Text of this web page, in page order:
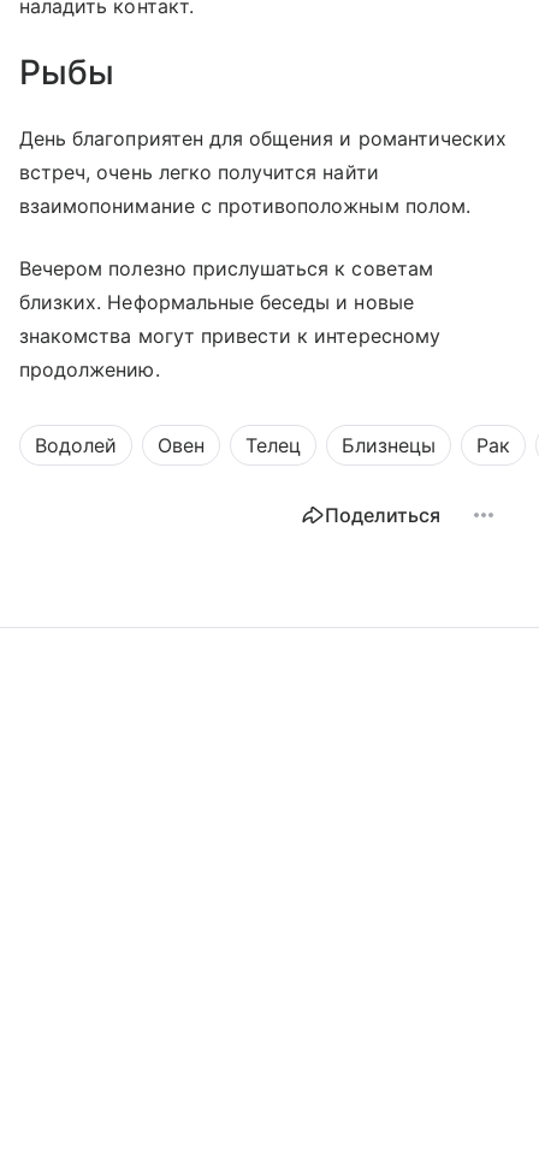
наладить контакт.
Рыбы
День благоприятен для общения и романтических
встреч, очень легко получится найти
взаимопонимание с противоположным полом.
Вечером полезно прислушаться к советам
близких. Неформальные беседы и новые
знакомства могут привести к интересному
продолжению.
Водолей Овен Телец Близнецы Рак
Поделиться